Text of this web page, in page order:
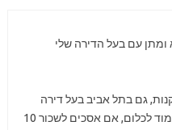
עם בעל הדירה שלי
גם בתל אביב בעל דירה
הציע לי הנחה של 10% בשכירות, לא צמוד לכלום, אם אסכים לשכור 10